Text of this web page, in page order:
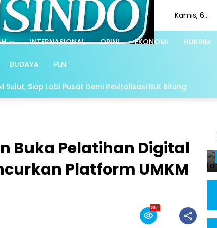
Kamis, 6
INTERNASIONAL OPINI EKONOMI HUKRIM
BUDAYA PLN
Siap Lobi Pusat Demi Revitalisasi BLK Bitung
Buka Pelatihan Digital
Platform UMKM
851